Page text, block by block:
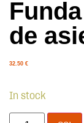
de
32.50 €
In stock